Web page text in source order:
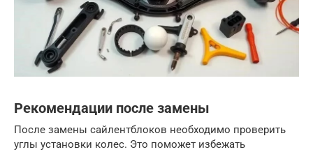
Рекомендации после замены
После замены сайлентблоков необходимо проверить
углы установки колес. Это поможет избежать